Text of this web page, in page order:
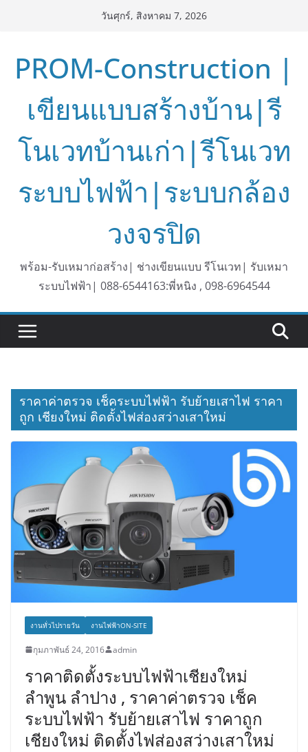
วันศุกร์, สิงหาคม 7, 2026
PROM-Construction |
เขียนแบบสร้างบ้าน|รี
โนเวทบ้านเก่า|รีโนเวท
ระบบไฟฟ้า|ระบบกล้อง
วงจรปิด
พร้อม-รับเหมาก่อสร้าง| ช่างเขียนแบบ รีโนเวท| รับเหมา
ระบบไฟฟ้า| 088-6544163:พี่หนิง , 098-6964544
ราคาค่าตรวจ เช็คระบบไฟฟ้า รับย้ายเสาไฟ ราคา
ถูก เชียงใหม่ ติดตั้งไฟส่องสว่างเสาใหม่
งานทั่วไปรายวัน งานไฟฟ้าON-SITE
กุมภาพันธ์ 24, 2016 admin
ราคาติดตั้งระบบไฟฟ้าเชียงใหม่
ลำพูน ลำปาง , ราคาค่าตรวจ เช็ค
ระบบไฟฟ้า รับย้ายเสาไฟ ราคาถูก
เชียงใหม่ ติดตั้งไฟส่องสว่างเสาใหม่